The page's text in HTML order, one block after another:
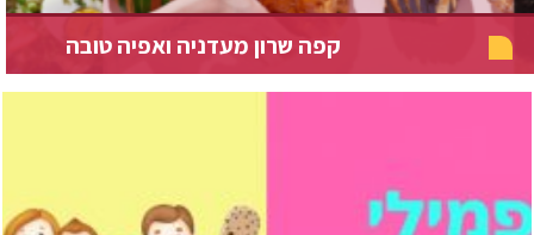
קפה שרון מעדניה ואפיה טובה